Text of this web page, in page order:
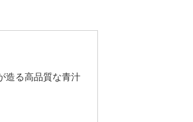
造る高品質な青汁